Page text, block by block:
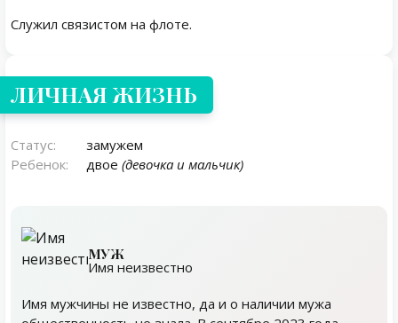
Служил связистом на флоте.
Личная жизнь
ЛИЧНАЯ ЖИЗНЬ
Статус:
замужем
Ребенок:
двое (девочка и мальчик)
МУЖ
Имя неизвестно
Имя мужчины не известно, да и о наличии мужа